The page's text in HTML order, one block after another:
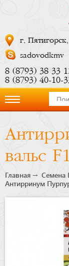
г.
sadovodkmv
8 (8793) 38 33
8 (8793) 40-10-
компании
Купить
вальс
Главная Семена
Антирринум